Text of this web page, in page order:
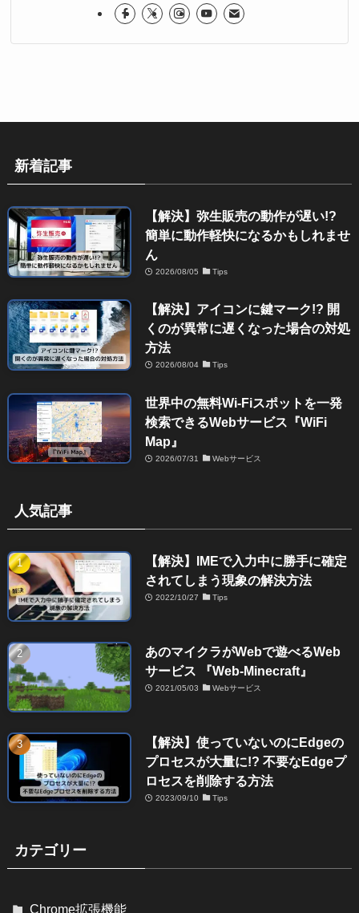
新着記事
【解決】弥生販売の動作が遅い!?
簡単に動作軽快になるかもしれませ
ん
2026/08/05 Tips
【解決】アイコンに鍵マーク!? 開
くのが異常に遅くなった場合の対処
方法
2026/08/04 Tips
世界中の無料Wi-Fiスポットを一発
検索できるWebサービス『WiFi
Map』
2026/07/31 Webサービス
人気記事
【解決】IMEで入力中に勝手に確定
されてしまう現象の解決方法
2022/10/27 Tips
あのマイクラがWebで遊べるWeb
サービス 『Web-Minecraft』
2021/05/03 Webサービス
【解決】使っていないのにEdgeの
プロセスが大量に!? 不要なEdgeプ
ロセスを削除する方法
2023/09/10 Tips
カテゴリー
Chrome拡張機能